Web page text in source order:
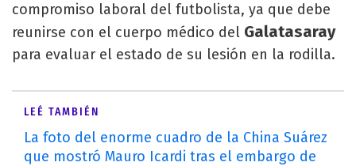
compromiso laboral del futbolista, ya que debe
reunirse con el cuerpo médico del Galatasaray
para evaluar el estado de su lesión en la rodilla.
LEÉ TAMBIÉN
La foto del enorme cuadro de la China Suárez
que mostró Mauro Icardi tras el embargo de